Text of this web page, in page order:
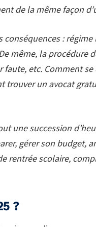
de la même façon
:
la procédure
etc. Comment
trouver un avocat
une succession
gérer son budget,
rentrée scolaire,
?